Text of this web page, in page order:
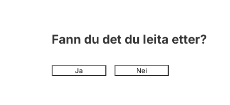
Fann du det du leita etter?
Ja Nei